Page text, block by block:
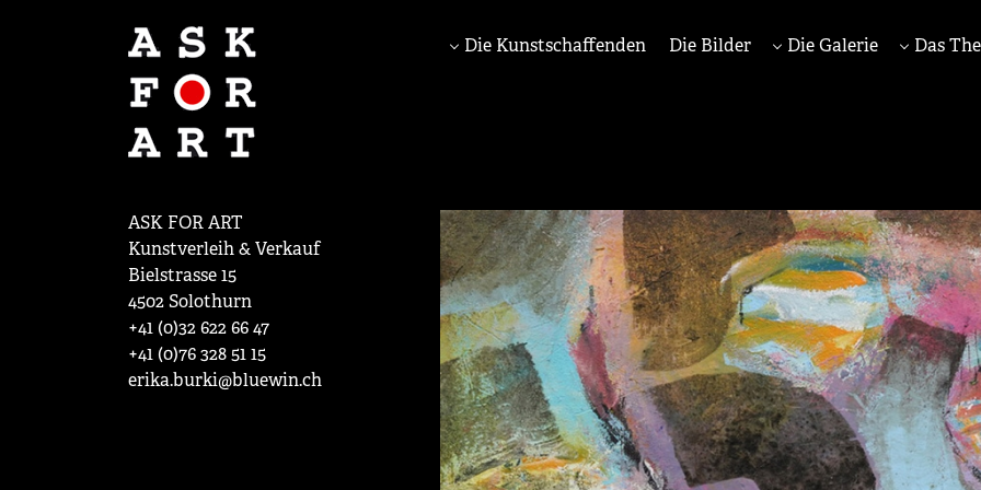
Die Kunstschaffenden Die Bilder Die Galerie Das
ASK FOR ART
Kunstverleih & Verkauf
Bielstrasse 15
4502 Solothurn
+41 (0)32 622 66 47
+41 (0)76 328 51 15
erika.burki@bluewin.ch